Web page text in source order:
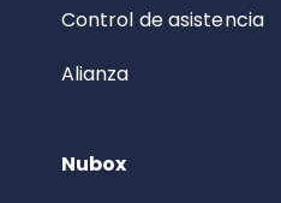
Control de asistencia
Alianza
Nubox